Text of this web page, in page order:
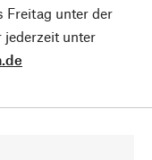
Freitag unter der
unter